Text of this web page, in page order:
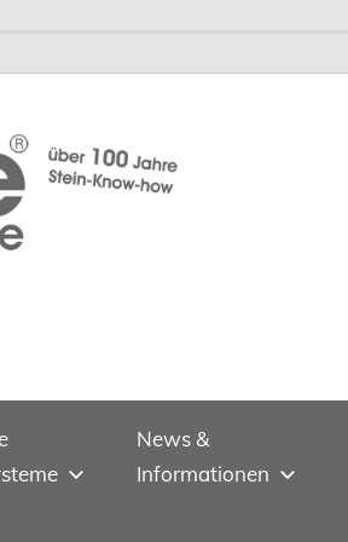
News &
Informationen